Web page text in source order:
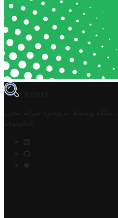
TROVIT
تملكه وتحتفظ به وتديره
شركة مخزن
التكنولوجيا